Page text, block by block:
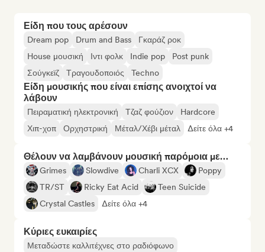
Είδη που τους αρέσουν
Dream pop Drum and Bass
Γκαράζ ροκ
House μουσική
Ιντι φολκ Indie pop
Post punk
Σούγκεϊζ
Τραγουδοποιός Techno
Είδη μουσικής που είναι επίσης ανοιχτοί να
λάβουν
Πειραματική ηλεκτρονική Τζαζ φούζιον
Hardcore
Χιπ-χοπ
Ορχηστρική Μέταλ/Χέβι μέταλ Δείτε όλα +4
Θέλουν να λαμβάνουν μουσική παρόμοια με…
Grimes Slowdive Charli XCX
Poppy
TR/ST
Ricky Eat Acid
Teen Suicide
Crystal Castles
Δείτε όλα +4
Κύριες ευκαιρίες
Μεταδώστε καλλιτέχνες στο ραδιόφωνο